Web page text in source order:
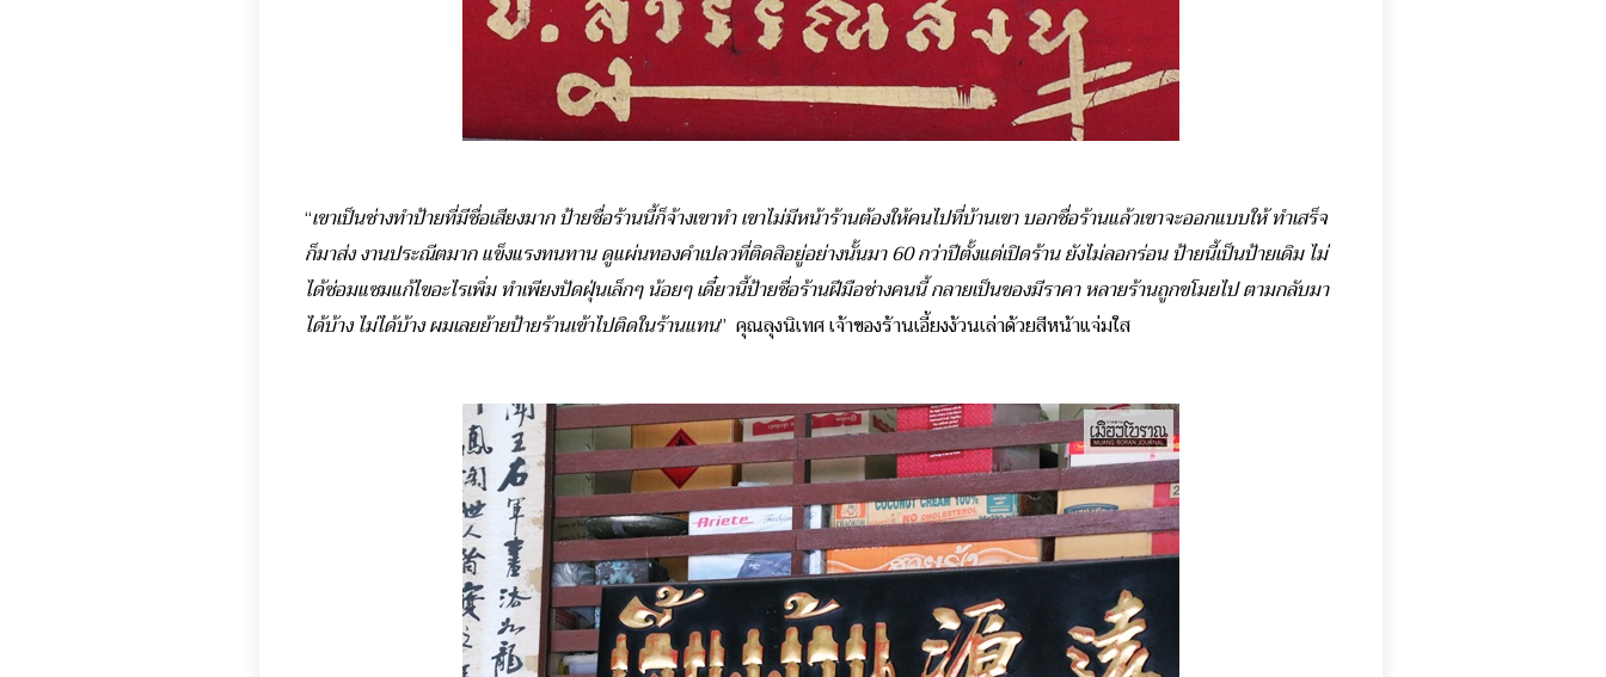
“เขาเป็นช่างทำป้ายที่มีชื่อเสียงมาก ป้ายชื่อร้านนี้ก็จ้างเขาทำ เขาไม่มีหน้าร้านต้องให้คนไปที่บ้านเขา บอกชื่อร้านแล้วเขาจะออกแบบให้ ทำเสร็จ
ก็มาส่ง งานประณีตมาก แข็งแรงทนทาน ดูแผ่นทองคำเปลวที่ติดสิอยู่อย่างนั้นมา 60 กว่าปีตั้งแต่เปิดร้าน ยังไม่ลอกร่อน ป้ายนี้เป็นป้ายเดิม ไม่
ได้ซ่อมแซมแก้ไขอะไรเพิ่ม ทำเพียงปัดฝุ่นเล็กๆ น้อยๆ เดี๋ยวนี้ป้ายชื่อร้านฝีมือช่างคนนี้ กลายเป็นของมีราคา หลายร้านถูกขโมยไป ตามกลับมา
ได้บ้าง ไม่ได้บ้าง ผมเลยย้ายป้ายร้านเข้าไปติดในร้านแทน” คุณลุงนิเทศ เจ้าของร้านเอี้ยงง้วนเล่าด้วยสีหน้าแจ่มใส